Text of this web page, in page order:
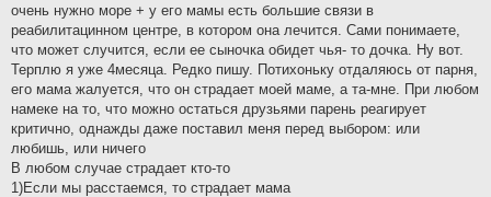
очень нужно море + у его мамы есть большие связи в
реабилитацинном центре, в котором она лечится. Сами понимаете,
что может случится, если ее сыночка обидет чья- то дочка. Ну вот.
Терплю я уже 4месяца. Редко пишу. Потихоньку отдаляюсь от парня,
его мама жалуется, что он страдает моей маме, а та-мне. При любом
намеке на то, что можно остаться друзьями парень реагирует
критично, однажды даже поставил меня перед выбором: или
любишь, или ничего
В любом случае страдает кто-то
1)Если мы расстаемся, то страдает мама